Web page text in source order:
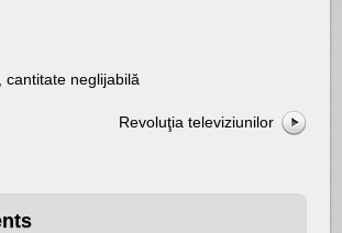
cantitate neglijabilă
Revoluţia televiziunilor